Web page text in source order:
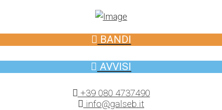
BANDI
AVVISI
+39 080 4737490
info@galseb.it